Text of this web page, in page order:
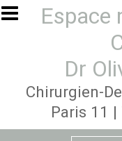
Aller au contenu principal
Espace
Dr
Chirurgien-
Paris 11 |